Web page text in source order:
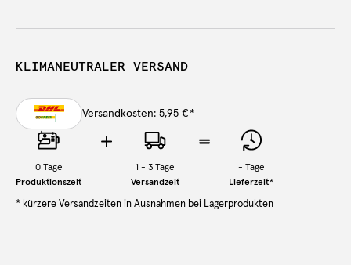
KLIMANEUTRALER VERSAND
Versandkosten: 5,95 €*
0Tage
Produktionszeit
1 - 3 Tage
Versandzeit
- Tage
Lieferzeit*
* kürzere Versandzeiten in Ausnahmen bei Lagerprodukten